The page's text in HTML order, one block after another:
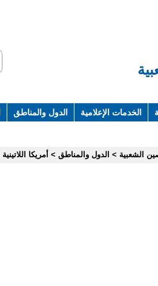
الخدمات الإعلامية الدول والمناطق
الشعبية > الدول والمناطق > أمريكا اللاتينية